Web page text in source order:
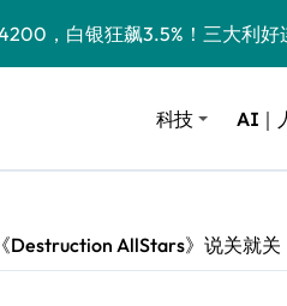
，白银狂飙3.5%！三大利好
测：屏幕能转、风扇怼脸，但最
：裁员3200、卖工作室、网
创始人辞去CEO，但继续“垂帘
科技 AI｜
Destruction AllStars》说关就关